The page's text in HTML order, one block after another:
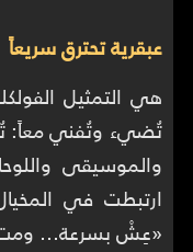
عبقرية تحترق سريعاً
هي التمثيل
تُضيء وتُفني معاً:
والموسيقى
ارتبطت في
«عِشْ بسرعة… ومت